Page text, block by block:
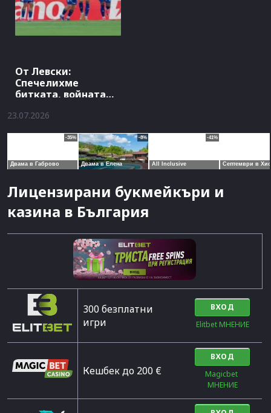
От Левски:
Спечелихме
битката, войната
23.07.2026
Лицензирани букмейкъри и
казина в България
300 безплатни
игри
ВХОД
Elitbet МНЕНИЕ
Кешбек до 200 €
ВХОД
Magicbet
МНЕНИЕ